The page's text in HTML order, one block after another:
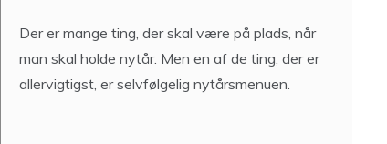
Italiensk gavekurv – De
bedste gaveideer til